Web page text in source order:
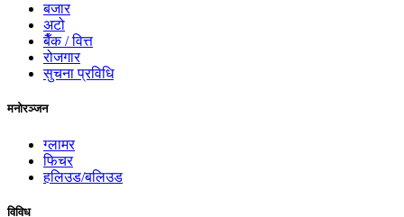
बजार
अटो
बैँक / वित्त
रोजगार
सुचना प्रविधि
मनोरञ्जन
ग्लामर
फिचर
हलिउड/बलिउड
विविध